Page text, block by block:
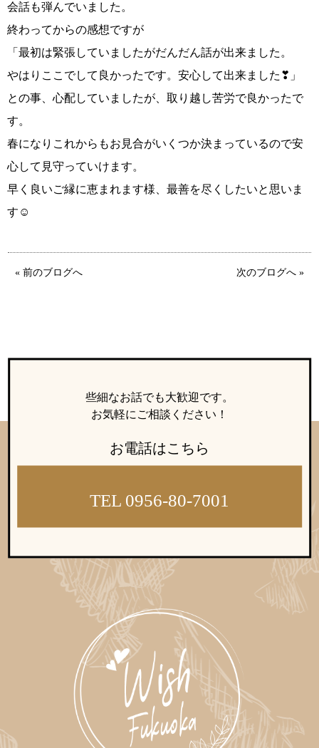
お問い合わせ 会員様の声
ウィッシュブログ
プライバシーポリシー
会話も弾んでいました。
終わってからの感想ですが
「最初は緊張していましたがだんだん話が出来ました。
やはりここでして良かったです。安心して出来ました❣」
との事、心配していましたが、取り越し苦労で良かったで
す。
春になりこれからもお見合がいくつか決まっているので安
心して見守っていけます。
早く良いご縁に恵まれます様、最善を尽くしたいと思いま
す☺
« 前のブログへ 次のブログへ »
些細なお話でも大歓迎です。
お気軽にご相談ください！
お電話はこちら
TEL 0956-80-7001